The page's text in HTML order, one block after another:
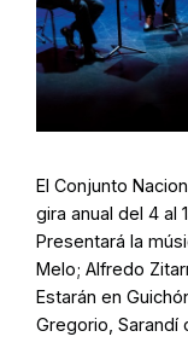
El Conjunto
gira anual del 4 al
Presentará la
Melo; Alfredo
Estarán en
Gregorio, Sarandí